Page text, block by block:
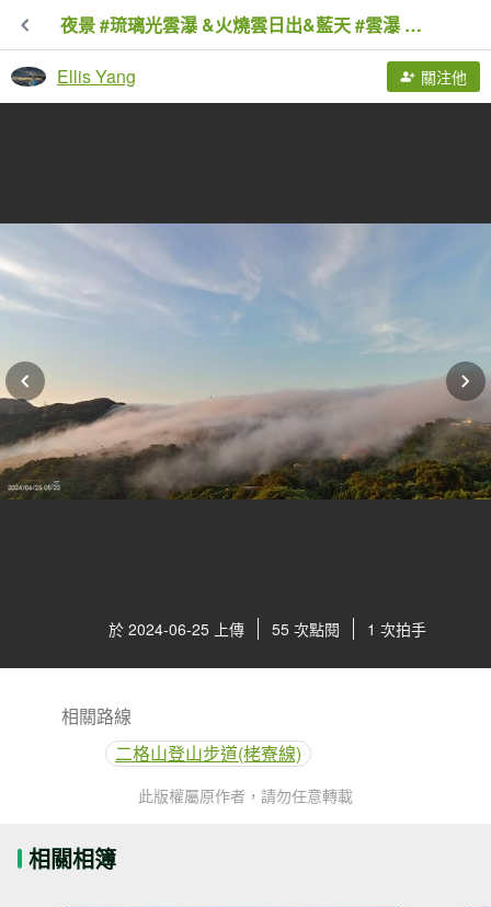
夜景 #琉璃光雲瀑 &火燒雲日出&藍天 #雲瀑 6/25
Ellis Yang 關注他
於 2024-06-25 上傳 55 次點閱 1 次拍手
相關路線
二格山登山步道(栳寮線)
此版權屬原作者，請勿任意轉載
相關相簿